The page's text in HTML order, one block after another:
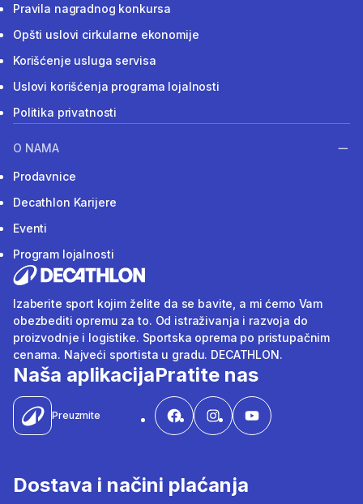
Pravila nagradnog konkursa
Opšti uslovi cirkularne ekonomije
Korišćenje usluga servisa
Uslovi korišćenja programa lojalnosti
Politika privatnosti
O NAMA
Prodavnice
Decathlon Karijere
Eventi
Program lojalnosti
Izaberite sport kojim želite da se bavite, a mi ćemo Vam
obezbediti opremu za to. Od istraživanja i razvoja do
proizvodnje i logistike. Sportska oprema po pristupačnim
cenama. Najveći sportista u gradu. DECATHLON.
Naša aplikacija
Preuzmite
Pratite nas
Dostava i načini plaćanja